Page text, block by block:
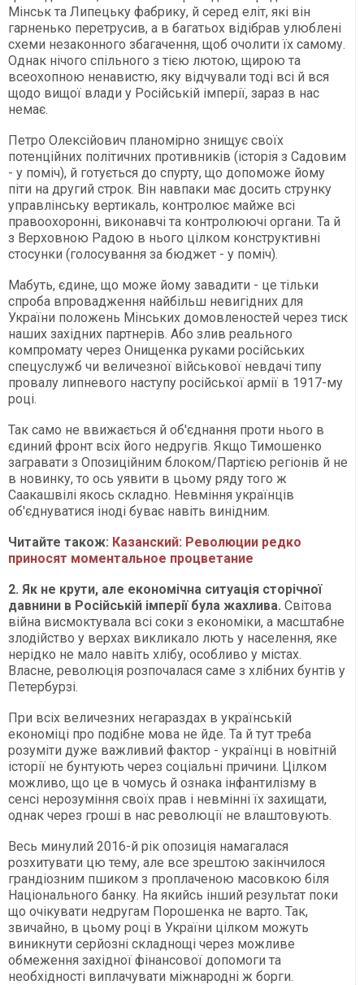
Мінськ та Липецьку фабрику, й серед еліт, які він
гарненько перетрусив, а в багатьох відібрав улюблені
схеми незаконного збагачення, щоб очолити їх самому.
Однак нічого спільного з тією лютою, щирою та
всеохопною ненавистю, яку відчували тоді всі й вся
щодо вищої влади у Російській імперії, зараз в нас
немає.
Петро Олексійович планомірно знищує своїх
потенційних політичних противників (історія з Садовим
- у поміч), й готується до спурту, що допоможе йому
піти на другий строк. Він навпаки має досить струнку
управлінську вертикаль, контролює майже всі
правоохоронні, виконавчі та контролюючі органи. Та й
з Верховною Радою в нього цілком конструктивні
стосунки (голосування за бюджет - у поміч).
Мабуть, єдине, що може йому завадити - це тільки
спроба впровадження найбільш невигідних для
України положень Мінських домовленостей через тиск
наших західних партнерів. Або злив реального
компромату через Онищенка руками російських
спецуслужб чи величезної військової невдачі типу
провалу липневого наступу російської армії в 1917-му
році.
Так само не ввижається й об'єднання проти нього в
єдиний фронт всіх його недругів. Якщо Тимошенко
загравати з Опозиційним блоком/Партією регіонів й не
в новинку, то ось уявити в цьому ряду того ж
Саакашвілі якось складно. Невміння українців
об'єднуватися іноді буває навіть винідним.
Читайте також: Казанский: Революции редко
приносят моментальное процветание
2. Як не крути, але економічна ситуація сторічної
давнини в Російській імперії була жахлива. Світова
війна висмоктувала всі соки з економіки, а масштабне
злодійство у верхах викликало лють у населення, яке
нерідко не мало навіть хлібу, особливо у містах.
Власне, революція розпочалася саме з хлібних бунтів у
Петербурзі.
При всіх величезних негараздах в українській
економіці про подібне мова не йде. Та й тут треба
розуміти дуже важливий фактор - українці в новітній
історії не бунтують через соціальні причини. Цілком
можливо, що це в чомусь й ознака інфантилізму в
сенсі нерозуміння своїх прав і невмінні їх захищати,
однак через гроші в нас революції не влаштовують.
Весь минулий 2016-й рік опозиція намагалася
розхитувати цю тему, але все зрештою закінчилося
грандіозним пшиком з проплаченою масовкою біля
Національного банку. На якийсь інший результат поки
що очікувати недругам Порошенка не варто. Так,
звичайно, в цьому році в України цілком можуть
виникнути серйозні складнощі через можливе
обмеження західної фінансової допомоги та
необхідності виплачувати міжнародні ж борги.